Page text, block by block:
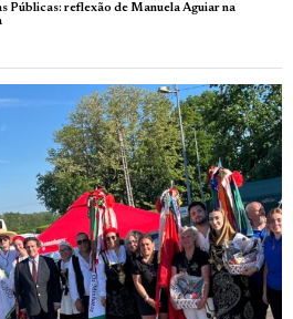
Públicas: reflexão de Manuela Aguiar na